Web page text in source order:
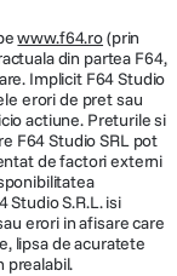
www.f64.ro(prin
din partea F64,
Implicit F64 Studio
erori de pret sau
actiune. Preturile si
F64 Studio SRL pot
de factori externi
Studio S.R.L. isi
erori in afisare care
lipsa de acuratete
prealabil.